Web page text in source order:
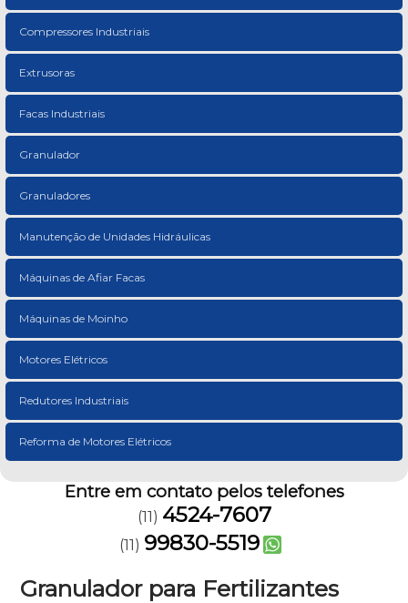
Compressores Industriais
Extrusoras
Facas Industriais
Granulador
Granuladores
Manutenção de Unidades Hidráulicas
Máquinas de Afiar Facas
Máquinas de Moinho
Motores Elétricos
Redutores Industriais
Reforma de Motores Elétricos
Entre em contato pelos telefones
(11) 4524-7607
(11) 99830-5519
Granulador para Fertilizantes